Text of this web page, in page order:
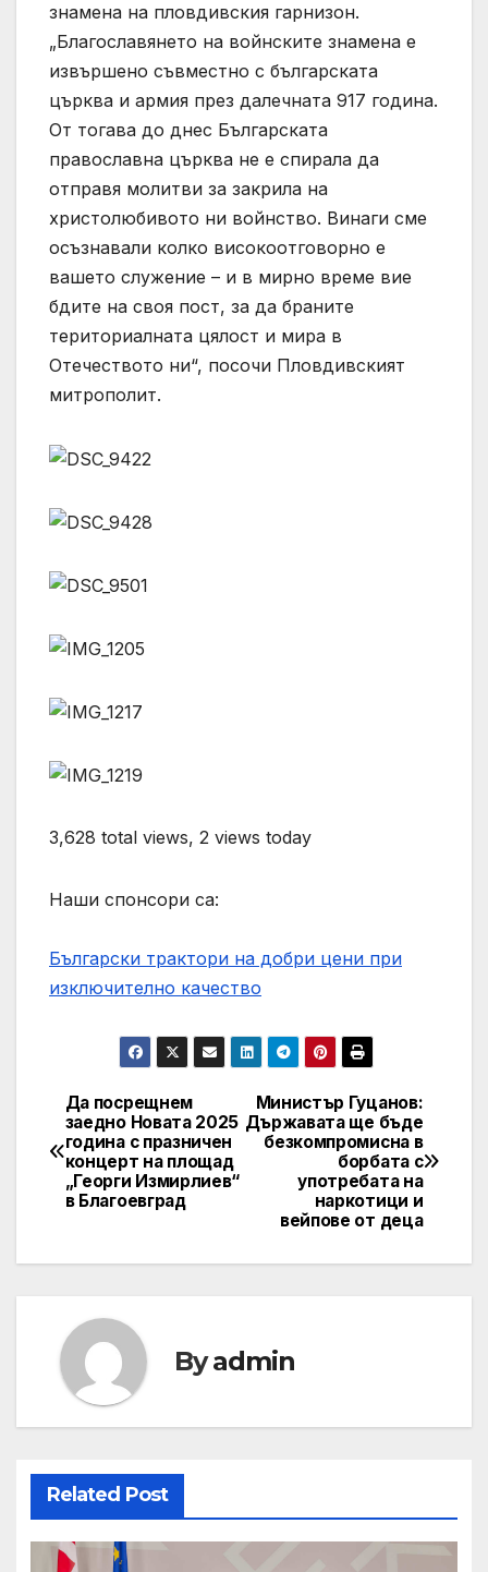
знамена на пловдивския гарнизон.
„Благославянето на войнските знамена е
извършено съвместно с българската
църква и армия през далечната 917 година.
От тогава до днес Българската
православна църква не е спирала да
отправя молитви за закрила на
христолюбивото ни войнство. Винаги сме
осъзнавали колко високоотговорно е
вашето служение – и в мирно време вие
бдите на своя пост, за да браните
териториалната цялост и мира в
Отечеството ни“, посочи Пловдивският
митрополит.
3,628 total views, 2 views today
Наши спонсори са:
Български трактори на добри цени при
изключително качество
Post
navigation
Министър Гуцанов:
Държавата ще бъде
безкомпромисна в
борбата с
употребата на
наркотици и
вейпове от деца
Да посрещнем
заедно Новата 2025
година с празничен
концерт на площад
„Георги Измирлиев“
в Благоевград
Byadmin
Related Post